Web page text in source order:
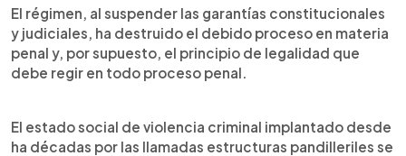
El régimen, al suspender las garantías constitucionales
y judiciales, ha destruido el debido proceso en materia
penal y, por supuesto, el principio de legalidad que
debe regir en todo proceso penal.
El estado social de violencia criminal implantado desde
ha décadas por las llamadas estructuras pandilleriles se